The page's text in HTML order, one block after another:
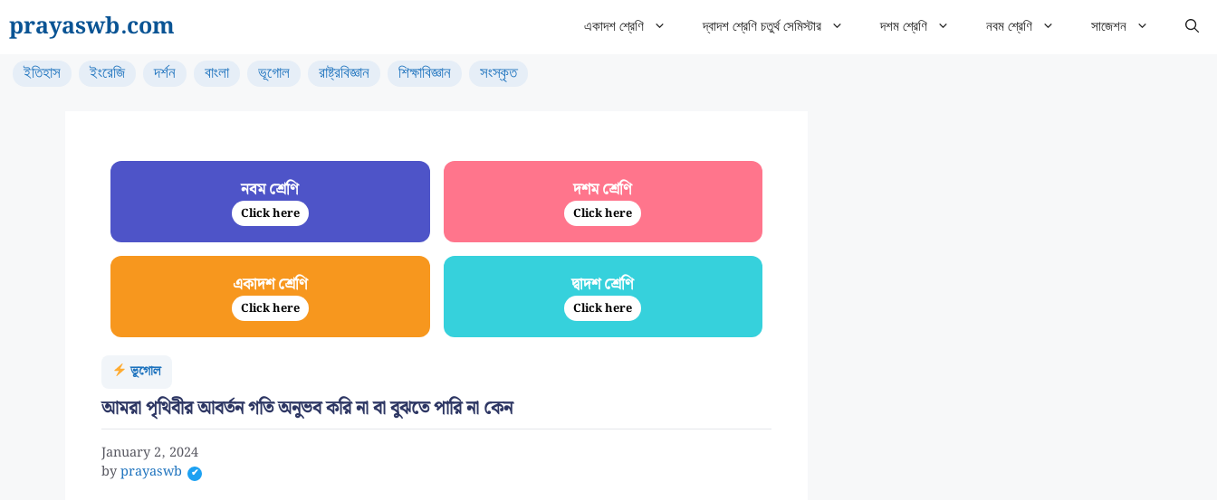
to
content
prayaswb.com একাদশ শ্রেণি দ্বাদশ শ্রেণি চতুর্থ সেমিস্টার দশম শ্রেণি নবম শ্রেণি সাজেশন
ইতিহাস ইংরেজি দর্শন বাংলা ভূগোল রাষ্ট্রবিজ্ঞান শিক্ষাবিজ্ঞান সংস্কৃত
নবম শ্রেণি
Click here
দশম শ্রেণি
Click here
একাদশ শ্রেণি
Click here
দ্বাদশ শ্রেণি
Click here
ভূগোল
আমরা পৃথিবীর আবর্তন গতি অনুভব করি না বা বুঝতে পারি না কেন
January 2, 2024
byprayaswb